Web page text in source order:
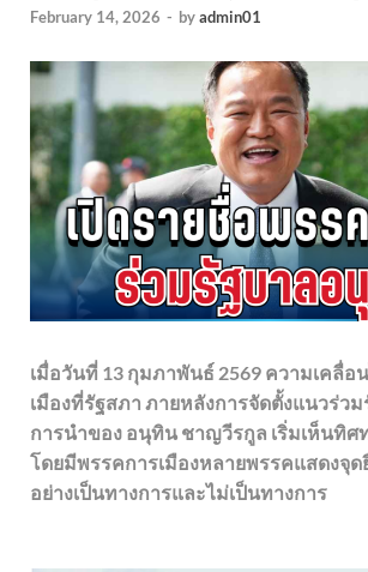
February 14, 2026 - byadmin01
เมื่อวันที่ 13 กุมภาพันธ์ 2569 ความเคลื่อ
เมืองที่รัฐสภา ภายหลังการจัดตั้งแนวร่ว
การนำของ อนุทิน ชาญวีรกูล เริ่มเห็นทิศ
โดยมีพรรคการเมืองหลายพรรคแสดงจุด
อย่างเป็นทางการและไม่เป็นทางการ